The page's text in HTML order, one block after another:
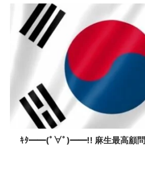
ｷﾀ━━(ﾟ∀ﾟ)━━!! 麻生最高顧問